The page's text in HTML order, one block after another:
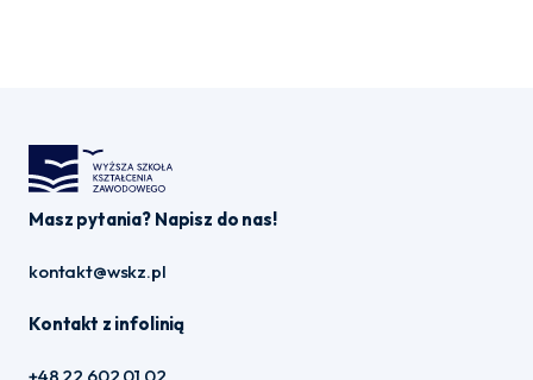
Masz pytania? Napisz do nas!
kontakt@wskz.pl
Kontakt z infolinią